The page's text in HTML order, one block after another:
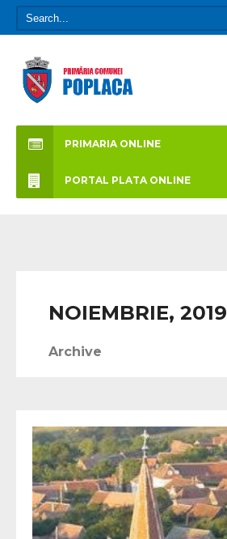
PRIMARIA ONLINE
PORTAL PLATA ONLINE
NOIEMBRIE, 2019
Archive